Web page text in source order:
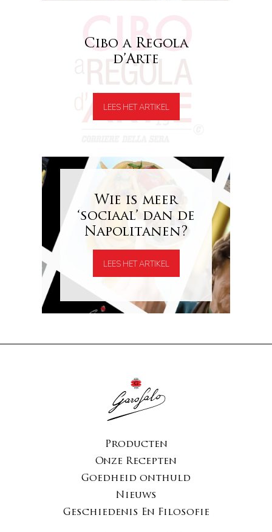
Cibo a Regola
d’Arte
LEES HET ARTIKEL
Wie is meer
‘sociaal’ dan de
Napolitanen?
LEES HET ARTIKEL
Producten
Onze Recepten
Goedheid onthuld
Nieuws
Geschiedenis En Filosofie